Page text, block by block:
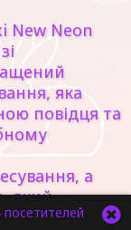
New Neon
яка
повідця та
а
який